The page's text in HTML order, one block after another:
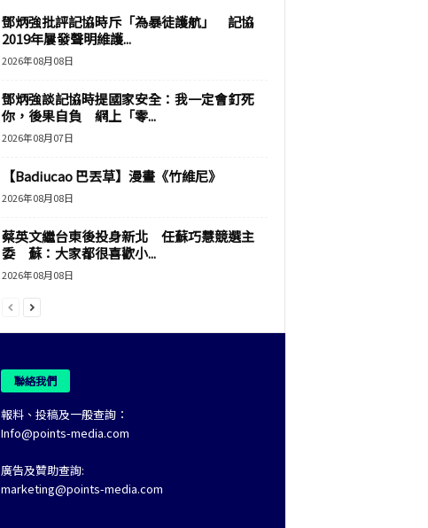
鄧炳強批評記協時斥「為暴徒護航」 記協
2019年屢發聲明維護...
2026年08月08日
鄧炳強談記協時提國家安全：我一定會釘死
你，後果自負 網上「零...
2026年08月07日
【Badiucao 巴丟草】漫畫《竹維尼》
2026年08月08日
蔡英文繼台東後投身新北 任蘇巧慧競選主
委 蘇：大家都很喜歡小...
2026年08月08日
聯絡我們
報料、投稿及一般查詢：
Info@points-media.com
廣告及贊助查詢:
marketing@points-media.com